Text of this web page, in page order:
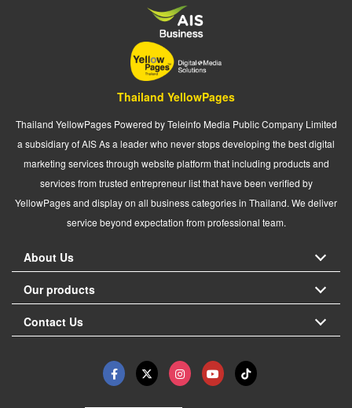
Thailand YellowPages
Thailand YellowPages Powered by Teleinfo Media Public Company Limited
a subsidiary of AIS As a leader who never stops developing the best digital
marketing services through website platform that including products and
services from trusted entrepreneur list that have been verified by
YellowPages and display on all business categories in Thailand. We deliver
service beyond expectation from professional team.
About Us
Our products
Contact Us